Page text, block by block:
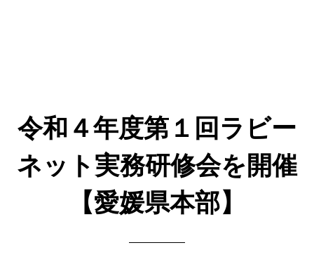
令和４年度第１回ラビー
ネット実務研修会を開催
【愛媛県本部】